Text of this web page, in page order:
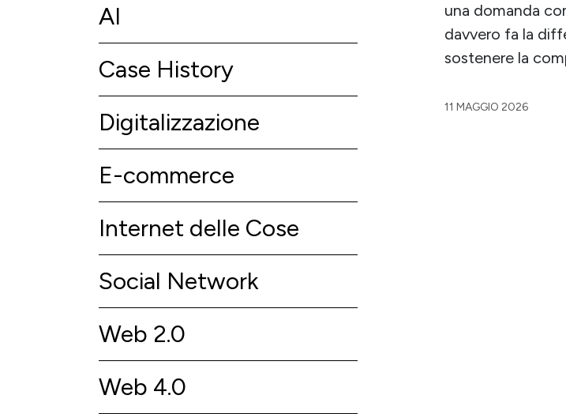
AI
Case History
Digitalizzazione
E-commerce
Internet delle Cose
Social Network
Web 2.0
Web 4.0
una domanda
davvero fa la
sostenere la
11 MAGGIO 2026